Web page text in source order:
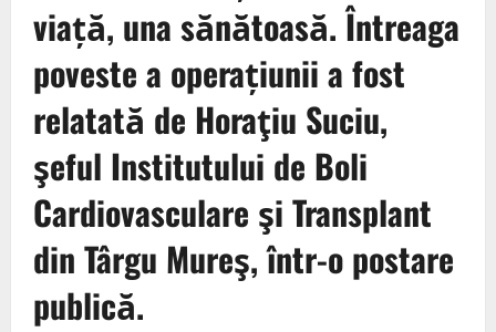
viață, una sănătoasă. Întreaga
poveste a operațiunii a fost
relatată de Horaţiu Suciu,
şeful Institutului de Boli
Cardiovasculare şi Transplant
din Târgu Mureş, într-o postare
publică.